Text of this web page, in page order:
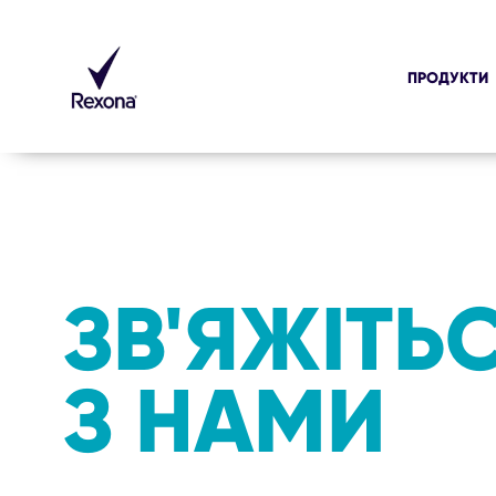
ПРОДУКТИ
З НАМИ